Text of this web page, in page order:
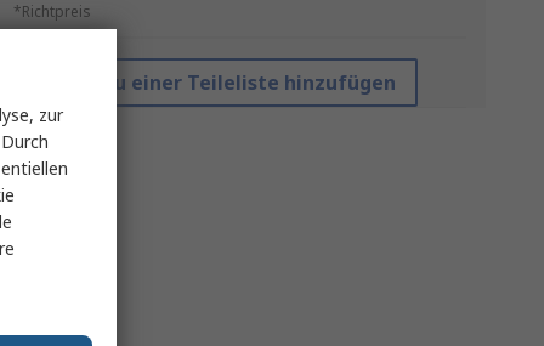
*Richtpreis
Zu einer Teileliste hinzufügen
zur